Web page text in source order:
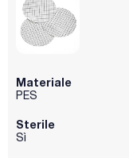
Materiale
PES
Sterile
Sì